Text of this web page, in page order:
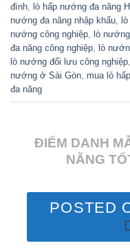
đình lò hấp nướng đa năng
nướng đa năng nhập khẩu lò
nướng công nghiệp lò
đa năng công nghiệp lò
lò nướng đối lưu công nghiệp
nướng ở Sài Gòn mua lò
đa năng
ĐIỂM DANH
NĂNG
POSTED